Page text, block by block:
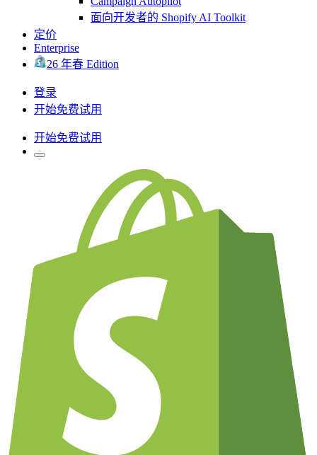
面向开发者的 Shopify AI Toolkit
定价
Enterprise
26 年春 Edition
登录
开始免费试用
开始免费试用